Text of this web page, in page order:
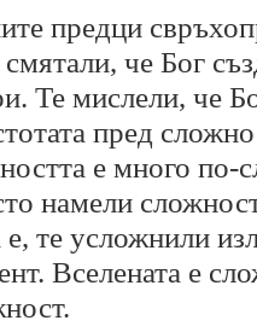
предци
смятали, че Бог
Те мислели, че
пред
е много по-
намели
е, те усложнили
Вселената е